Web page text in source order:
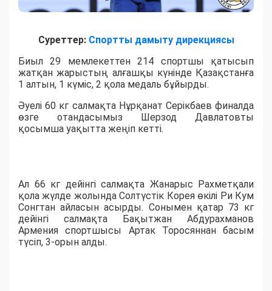
Суреттер: Спортты дамыту дирекциясы
Биыл 29 мемлекеттен 214 спортшы қатысып
жатқан жарыстың алғашқы күнінде Қазақстанға
1 алтын, 1 күміс, 2 қола медаль бұйырды.
Әуелі 60 кг салмақта Нұрқанат Серікбаев финалда
өзге отандасымыз Шерзод Давлатовты
қосымша уақытта жеңіп кетті.
Ал 66 кг дейінгі салмақта Жанарыс Рахметқали
қола жүлде жолында Солтүстік Корея өкілі Ри Кум
Сонгтан айласын асырды. Сонымен қатар 73 кг
дейінгі салмақта Бақытжан Абдурахманов
Армения спортшысы Артак Торосяннан басым
түсіп, 3-орын алды.